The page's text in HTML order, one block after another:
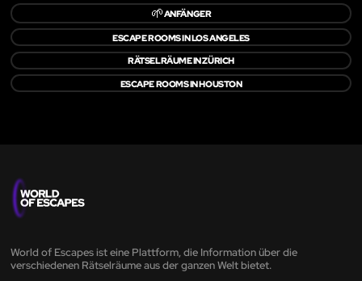
🌱ANFÄNGER
ESCAPE ROOMS IN LOS ANGELES
RÄTSELRÄUME IN ZÜRICH
ESCAPE ROOMS IN HOUSTON
World of Escapes ist eine Plattform, die Information über die
verschiedenen Rätselräume aus der ganzen Welt bietet.